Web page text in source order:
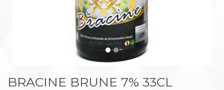
BRACINE BRUNE 7% 33CL